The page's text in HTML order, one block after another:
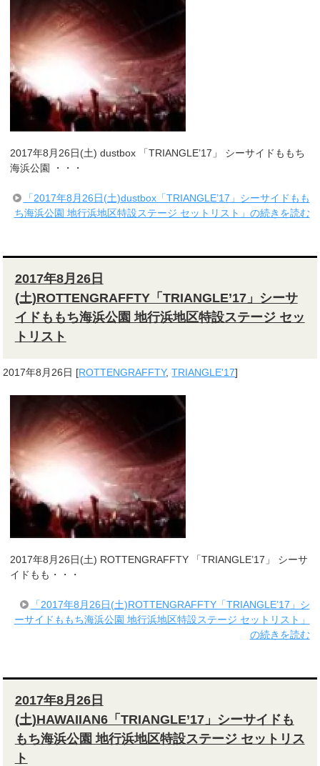
2017年8月26日(土) dustbox 「TRIANGLE’17」 シーサイドももち
海浜公園 ・・・
「2017年8月26日(土)dustbox「TRIANGLE’17」シーサイドもも
ち海浜公園 地行浜地区特設ステージ セットリスト」の続きを読む
2017年8月26日
(土)ROTTENGRAFFTY「TRIANGLE’17」シーサ
イドももち海浜公園 地行浜地区特設ステージ セッ
トリスト
2017年8月26日 [ROTTENGRAFFTY,TRIANGLE'17]
2017年8月26日(土) ROTTENGRAFFTY 「TRIANGLE’17」 シーサ
イドもも・・・
「2017年8月26日(土)ROTTENGRAFFTY「TRIANGLE’17」シ
ーサイドももち海浜公園 地行浜地区特設ステージ セットリスト」
の続きを読む
2017年8月26日
(土)HAWAIIAN6「TRIANGLE’17」シーサイドも
もち海浜公園 地行浜地区特設ステージ セットリス
ト